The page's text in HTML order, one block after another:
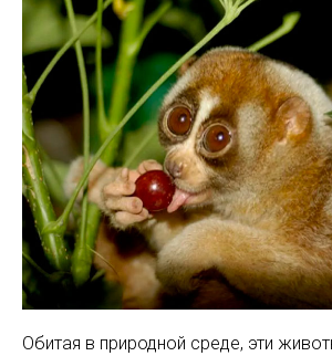
Обитая в природной среде, эти